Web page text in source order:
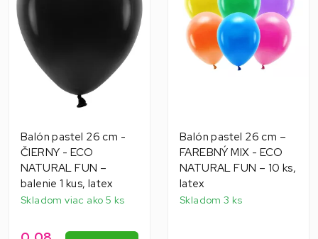
Balón pastel 26 cm -
ČIERNY - ECO
NATURAL FUN –
balenie 1 kus, latex
Skladom viac ako 5 ks
Balón pastel 26 cm –
FAREBNÝ MIX - ECO
NATURAL FUN – 10 ks,
latex
Skladom 3 ks